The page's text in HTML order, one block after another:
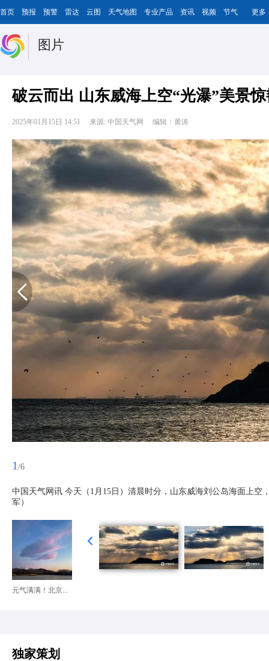
首页 预报 预警 雷达 云图 天气地图 专业产品 资讯 视频 节气 更多
图片
破云而出 山东威海上空“光瀑”美景
2025年01月15日 14:51 来源: 中国天气网 编辑：黄涛
1 /6
中国天气网讯 今天（1月15日）清晨时分，山东威海刘公岛海面上
军）
元气满满！北京...
独家策划